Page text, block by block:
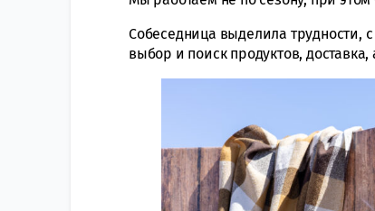
Собеседница выделила трудности,
выбор и поиск продуктов, доставка,